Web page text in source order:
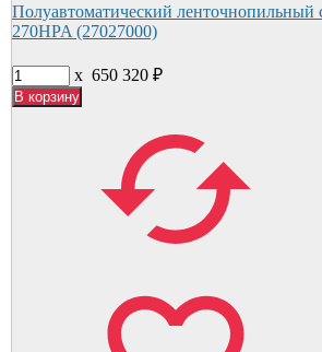
Полуавтоматический ленточнопильный
270HPA (27027000)
x 650 320 ₽